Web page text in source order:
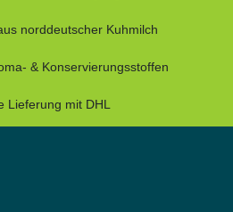
norddeutscher Kuhmilch
& Konservierungsstoffen
Lieferung mit DHL